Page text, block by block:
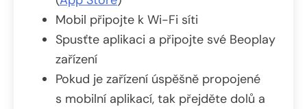
Mobil připojte k Wi-Fi síti
Spusťte aplikaci a připojte své Beoplay
zařízení
Pokud je zařízení úspěšně propojené
s mobilní aplikací, tak přejděte dolů a